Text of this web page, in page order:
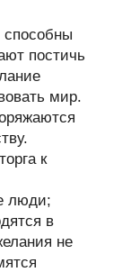
постичь
мир.
к
люди;
в
не